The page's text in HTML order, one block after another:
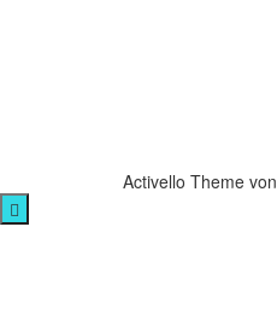
Activello Theme von